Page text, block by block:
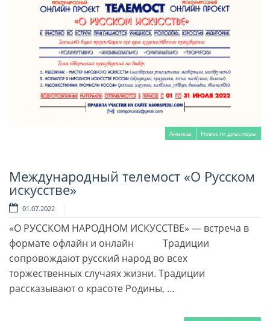
Анонсы Новости диаспоры
Читать далее
Международный телемост «О Русском
искусстве»
01.07.2022
«О РУССКОМ НАРОДНОМ ИСКУССТВЕ» — встреча в
формате офлайн и онлайн Традиции
сопровождают русский народ во всех
торжественных случаях жизни. Традиции
рассказывают о красоте Родины, …